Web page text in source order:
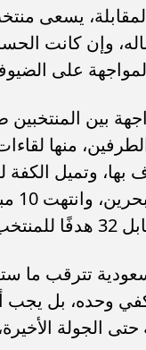
يسعى
وإن كانت
على
منها
تترقب ما
وحده، بل
حتى الجولة